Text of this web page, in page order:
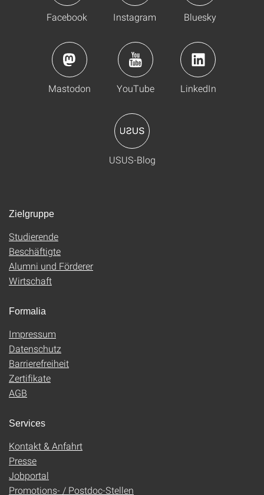
Facebook Instagram Bluesky
Mastodon YouTube LinkedIn
USUS-Blog
Zielgruppe
Studierende
Beschäftigte
Alumni und Förderer
Wirtschaft
Formalia
Impressum
Datenschutz
Barrierefreiheit
Zertifikate
AGB
Services
Kontakt & Anfahrt
Presse
Jobportal
Promotions- / Postdoc-Stellen